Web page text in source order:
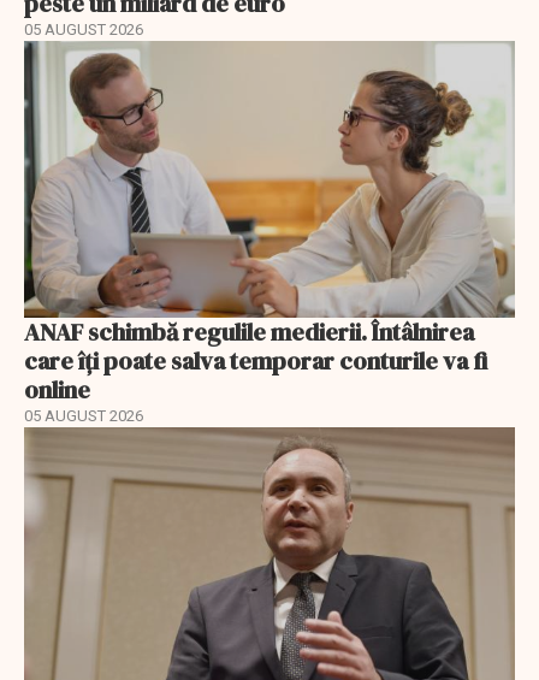
05 AUGUST 2026
ANAF schimbă regulile medierii. Întâlnirea
care îți poate salva temporar conturile va fi
online
05 AUGUST 2026